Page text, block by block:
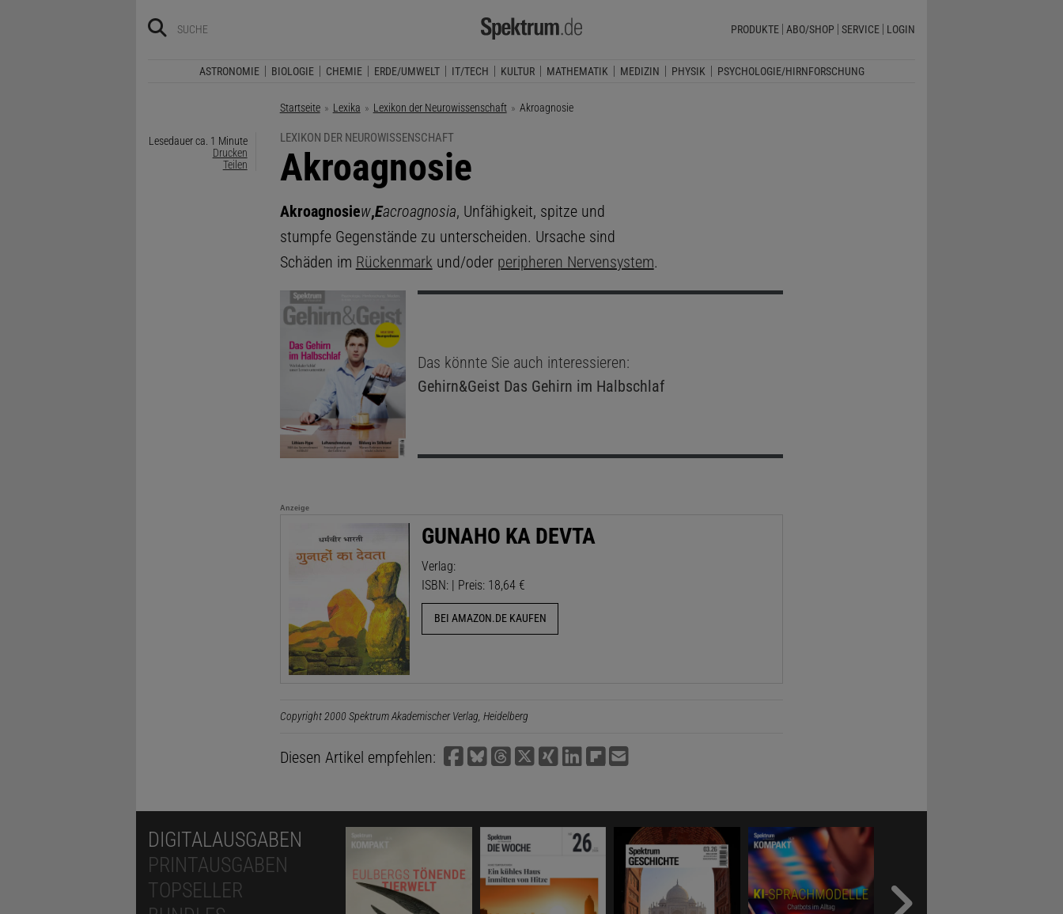
PRODUKTE ABO/SHOP SERVICE LOGIN
ASTRONOMIE BIOLOGIE CHEMIE ERDE/UMWELT IT/TECH KULTUR MATHEMATIK MEDIZIN PHYSIK PSYCHOLOGIE/HIRNFORSCHUNG
Startseite Lexika Lexikon der Neurowissenschaft Aktuelle Seite:
Akroagnosie
Lesedauer ca. 1 Minute
Drucken
Teilen
LEXIKON DER NEUROWISSENSCHAFT
:
Akroagnosie
Akroagnosiew,Eacroagnosia, Unfähigkeit, spitze und
stumpfe Gegenstände zu unterscheiden. Ursache sind
Schäden im Rückenmark und/oder peripheren Nervensystem.
Das könnte Sie auch interessieren:
Gehirn&Geist Das Gehirn im Halbschlaf
Anzeige
GUNAHO KA DEVTA
Verlag:
ISBN: | Preis: 18,64 €
BEI AMAZON.DE KAUFEN
Copyright 2000 Spektrum Akademischer Verlag, Heidelberg
Diesen Artikel empfehlen:
DIGITALAUSGABEN
PRINTAUSGABEN
TOPSELLER